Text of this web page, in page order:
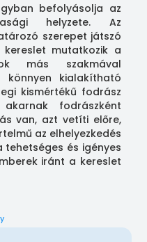
befolyásolja az
helyzete. Az
szerepet játszó
kereslet mutatkozik a
más szakmával
könnyen kialakítható
kismértékű fodrász
fodrászként
van, azt vetíti előre,
az elhelyezkedés
és igényes
iránt a kereslet